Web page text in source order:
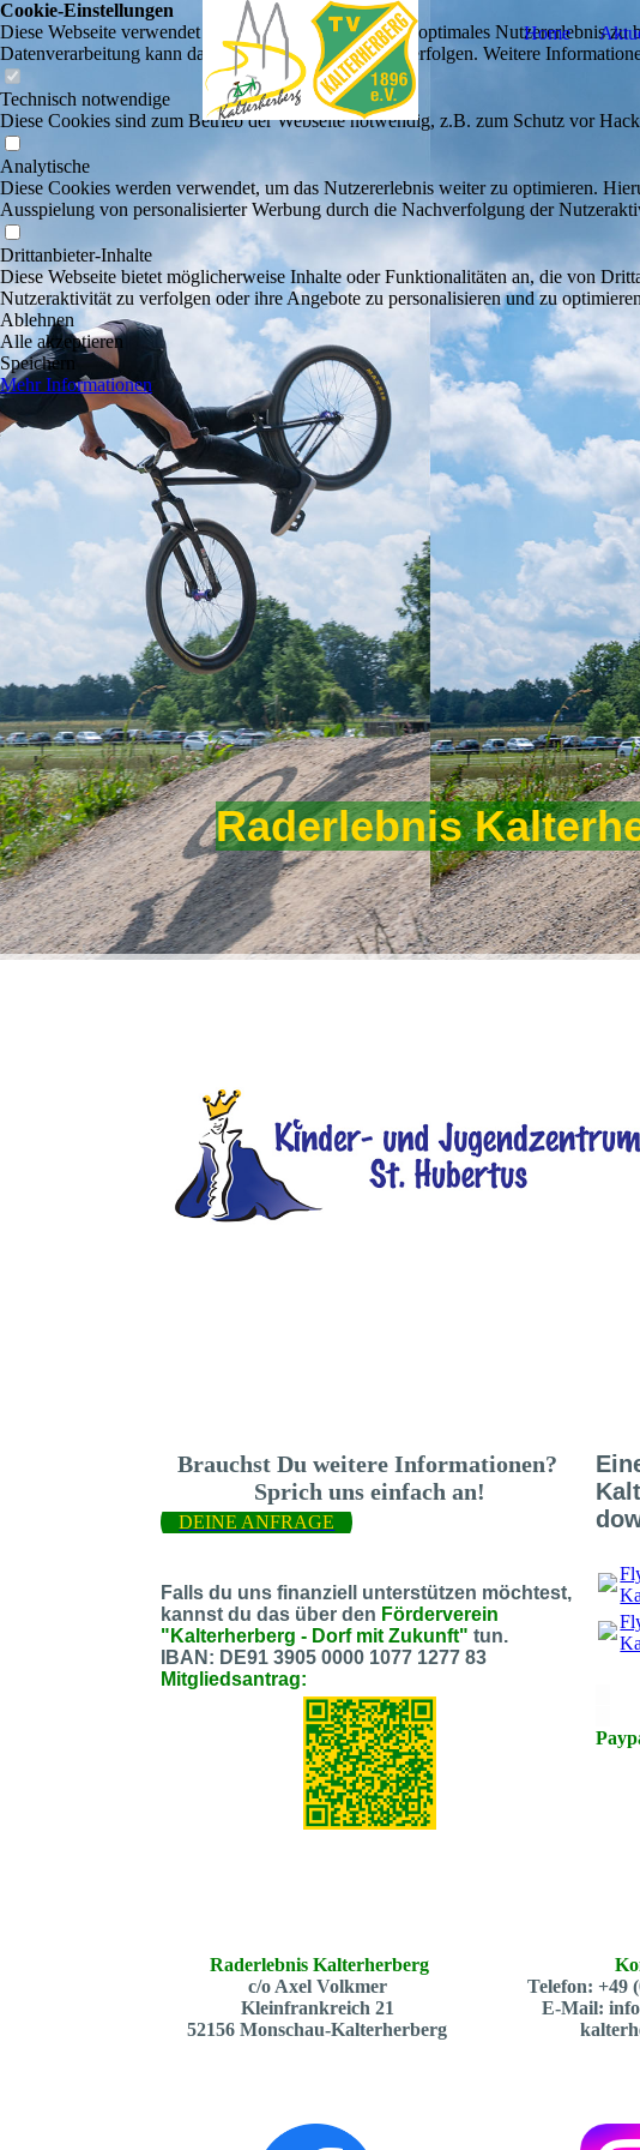
Home
Raderlebnis
Brauchst Du weitere Informationen?
Sprich uns einfach an!
DEINE ANFRAGE
Falls du uns finanziell unterstützen möchtest,
kannst du das über den Förderverein
"Kalterherberg - Dorf mit Zukunft" tun.
IBAN: DE91 3905 0000 1077 1277 83
Mitgliedsantrag:
Raderlebnis Kalterherberg
c/o Axel Volkmer
Kleinfrankreich 21
52156 Monschau-Kalterherberg
Telefon: +49
E-Mail:
Cookie-Einstellungen
Diese Webseite verwendet Cookies, um Besuchern ein optimales Nutzererlebnis
Datenverarbeitung kann dann auch in einem Drittland erfolgen. Weitere
Technisch notwendige
Diese Cookies sind zum Betrieb der Webseite notwendig, z.B. zum Schutz vor
Analytische
Diese Cookies werden verwendet, um das Nutzererlebnis weiter zu optimieren.
Ausspielung von personalisierter Werbung durch die Nachverfolgung der
Drittanbieter-Inhalte
Diese Webseite bietet möglicherweise Inhalte oder Funktionalitäten an, die von
Nutzeraktivität zu verfolgen oder ihre Angebote zu personalisieren und zu
Ablehnen
Alle akzeptieren
Speichern
Mehr Informationen